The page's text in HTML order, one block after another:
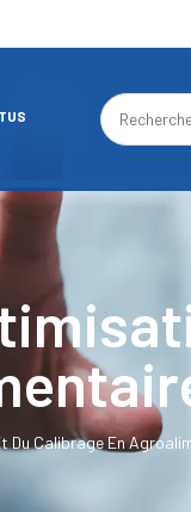
Du Calibrage En